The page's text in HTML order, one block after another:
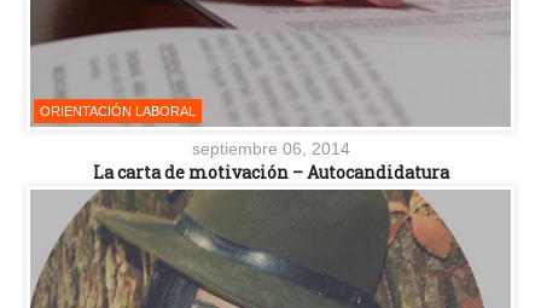
ORIENTACIÓN LABORAL
septiembre 06, 2014
La carta de motivación – Autocandidatura